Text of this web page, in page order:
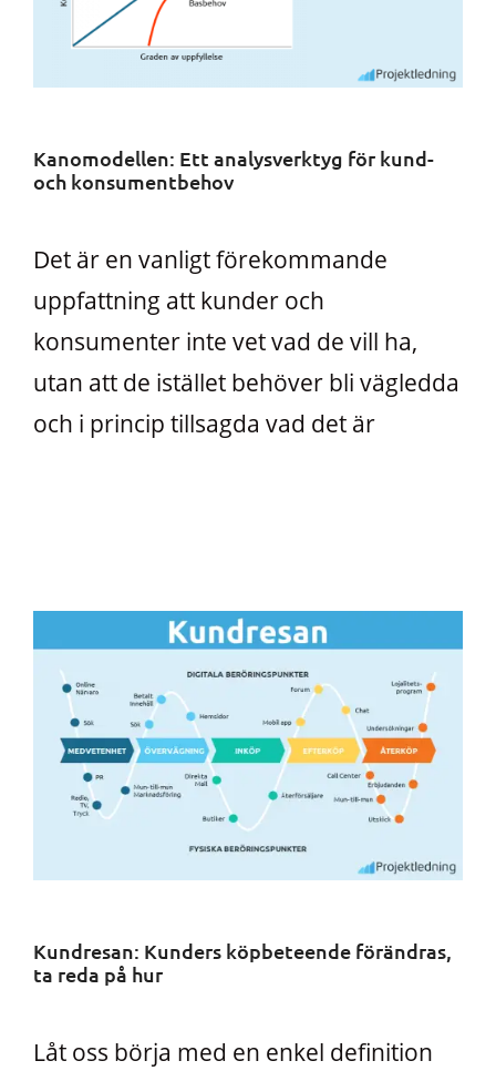
Kanomodellen: Ett analysverktyg för kund-
och konsumentbehov
Det är en vanligt förekommande
uppfattning att kunder och
konsumenter inte vet vad de vill ha,
utan att de istället behöver bli vägledda
och i princip tillsagda vad det är
Kundresan: Kunders köpbeteende förändras,
ta reda på hur
Låt oss börja med en enkel definition